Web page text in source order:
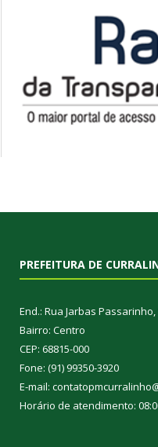
PREFEITURA DE
End.: Rua Jarbas Passarinho,
Bairro: Centro
CEP: 68815-000
Fone: (91) 99350-3920
E-mail:
Horário de atendimento: